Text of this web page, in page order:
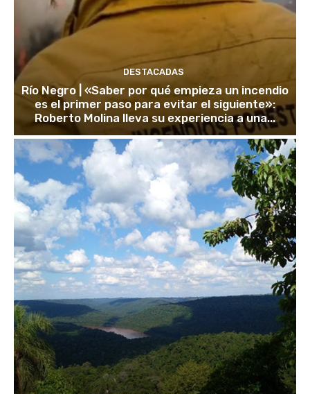
DESTACADAS
Río Negro | «Saber por qué empieza un incendio
es el primer paso para evitar el siguiente»:
Roberto Molina lleva su experiencia a una...